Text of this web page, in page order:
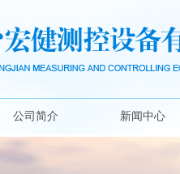
公司简介 新闻中心